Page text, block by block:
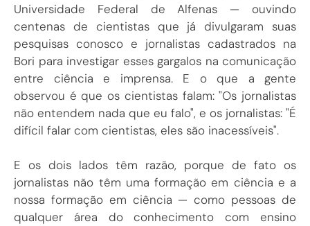
Universidade Federal de Alfenas — ouvindo
centenas de cientistas que já divulgaram suas
pesquisas conosco e jornalistas cadastrados na
Bori para investigar esses gargalos na comunicação
entre ciência e imprensa. E o que a gente
observou é que os cientistas falam: "Os jornalistas
não entendem nada que eu falo", e os jornalistas: "É
difícil falar com cientistas, eles são inacessíveis".
E os dois lados têm razão, porque de fato os
jornalistas não têm uma formação em ciência e a
nossa formação em ciência — como pessoas de
qualquer área do conhecimento com ensino